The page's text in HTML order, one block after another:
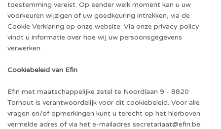
toestemming vereist. Op eender welk moment kan u uw
voorkeuren wijzigen of uw goedkeuring intrekken, via de
Cookie Verklaring op onze website. Via onze privacy policy
vindt u informatie over hoe wij uw persoonsgegevens
verwerken.
Cookiebeleid van Efin
Efin met maatschappelijke zetel te Noordlaan 9 - 8820
Torhout is verantwoordelijk voor dit cookiebeleid. Voor alle
vragen en/of opmerkingen kunt u terecht op het hierboven
vermelde adres of via het e-mailadres secretariaat@efin.be.